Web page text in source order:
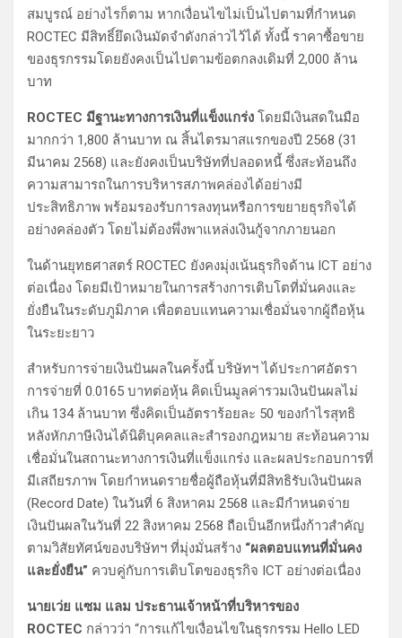
สมบูรณ์ อย่างไรก็ตาม หากเงื่อนไขไม่เป็นไปตามที่กำหนด
ROCTEC มีสิทธิ์ยึดเงินมัดจำดังกล่าวไว้ได้ ทั้งนี้ ราคาซื้อขาย
ของธุรกรรมโดยยังคงเป็นไปตามข้อตกลงเดิมที่ 2,000 ล้าน
บาท
ROCTEC มีฐานะทางการเงินที่แข็งแกร่ง โดยมีเงินสดในมือ
มากกว่า 1,800 ล้านบาท ณ สิ้นไตรมาสแรกของปี 2568 (31
มีนาคม 2568) และยังคงเป็นบริษัทที่ปลอดหนี้ ซึ่งสะท้อนถึง
ความสามารถในการบริหารสภาพคล่องได้อย่างมี
ประสิทธิภาพ พร้อมรองรับการลงทุนหรือการขยายธุรกิจได้
อย่างคล่องตัว โดยไม่ต้องพึ่งพาแหล่งเงินกู้จากภายนอก
ในด้านยุทธศาสตร์ ROCTEC ยังคงมุ่งเน้นธุรกิจด้าน ICT อย่าง
ต่อเนื่อง โดยมีเป้าหมายในการสร้างการเติบโตที่มั่นคงและ
ยั่งยืนในระดับภูมิภาค เพื่อตอบแทนความเชื่อมั่นจากผู้ถือหุ้น
ในระยะยาว
สำหรับการจ่ายเงินปันผลในครั้งนี้ บริษัทฯ ได้ประกาศอัตรา
การจ่ายที่ 0.0165 บาทต่อหุ้น คิดเป็นมูลค่ารวมเงินปันผลไม่
เกิน 134 ล้านบาท ซึ่งคิดเป็นอัตราร้อยละ 50 ของกำไรสุทธิ
หลังหักภาษีเงินได้นิติบุคคลและสำรองกฎหมาย สะท้อนความ
เชื่อมั่นในสถานะทางการเงินที่แข็งแกร่ง และผลประกอบการที่
มีเสถียรภาพ โดยกำหนดรายชื่อผู้ถือหุ้นที่มีสิทธิรับเงินปันผล
(Record Date) ในวันที่ 6 สิงหาคม 2568 และมีกำหนดจ่าย
เงินปันผลในวันที่ 22 สิงหาคม 2568 ถือเป็นอีกหนึ่งก้าวสำคัญ
ตามวิสัยทัศน์ของบริษัทฯ ที่มุ่งมั่นสร้าง “ผลตอบแทนที่มั่นคง
และยั่งยืน” ควบคู่กับการเติบโตของธุรกิจ ICT อย่างต่อเนื่อง
นายเว่ย แซม แลม ประธานเจ้าหน้าที่บริหารของ
ROCTEC กล่าวว่า “การแก้ไขเงื่อนไขในธุรกรรม Hello LED